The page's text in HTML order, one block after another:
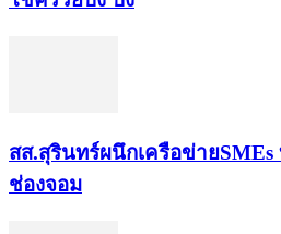
สส.สุรินทร์ผนึกเครือข่าย
ช่องจอม